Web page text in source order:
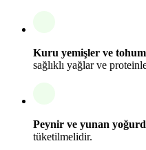
Kuru yemişler ve
sağlıklı yağlar ve
Peynir ve yunan
tüketilmelidir.